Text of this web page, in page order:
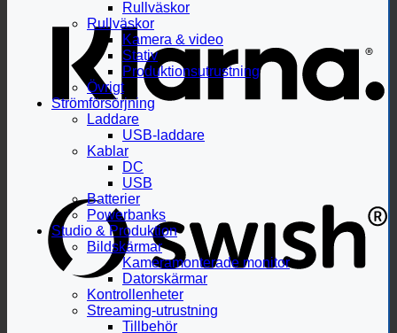
Rullväskor
Rullväskor
Kamera & video
Stativ
Produktionsutrustning
Övrigt
Strömförsörjning
Laddare
USB-laddare
Kablar
DC
USB
Batterier
Powerbanks
Studio & Produktion
Bildskärmar
Kameramonterade monitor
Datorskärmar
Kontrollenheter
Streaming-utrustning
Tillbehör